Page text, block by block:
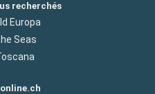
recherchés
Europa
Seas